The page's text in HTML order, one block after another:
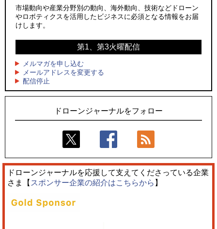
ーンが採択、国産機で量産調達を目指す
レッドクリフ、足利花火大会で映画『スパイダーマン』や
ドローンとナイトバブルが競演、「花園ドローンショーフェ
スタ2026」10/3、4開催
飛んだドローン、飛ばなかったドローン
社」設立
防衛装備庁「迎撃ドローン早期取得プログラム」にテラドロ
サザンビーチちがさき花火大会で「復活の花火」打ち上げ、
キリンビールがライブ中継と連動した支援企画
ロボデックス、2時間超の飛行を目指す新型水素燃料電池ドロ
ーンを公開
市場動向や産業分野別の動向、海外動向、技術などドローン
やロボティクスを活用したビジネスに必須となる情報をお届
けします。
第1、第3火曜配信
メルマガを申し込む
メールアドレスを変更する
配信停止
ドローンジャーナルをフォロー
ドローンジャーナルを応援して支えてくださっている企業
さま【 スポンサー企業の紹介はこちらから 】